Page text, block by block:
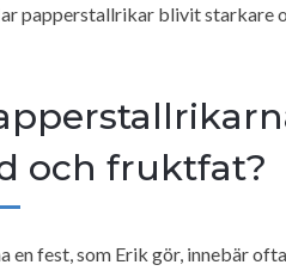
papperstallrikar blivit starkare
och fruktfat?
en fest, som Erik gör, innebär